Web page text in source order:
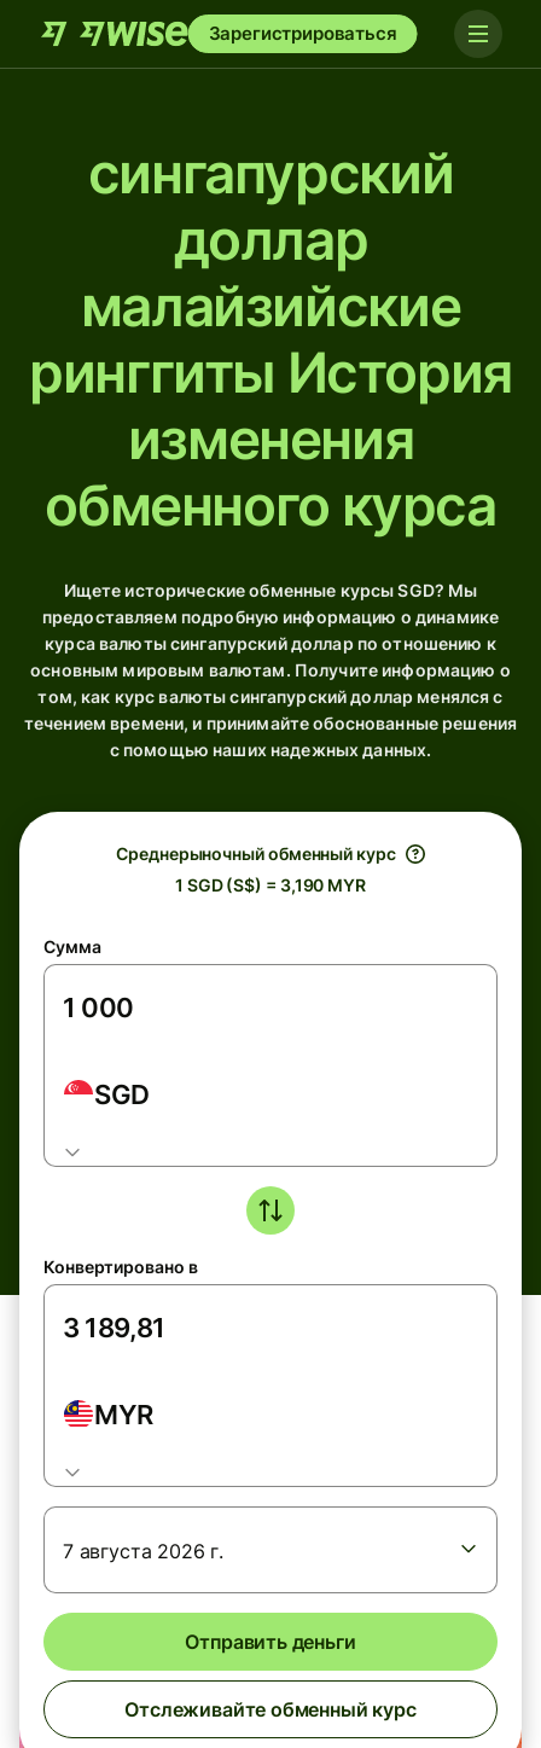
Зарегистрироваться
сингапурский
доллар
малайзийские
ринггиты История
изменения
обменного курса
Ищете исторические обменные курсы SGD? Мы
предоставляем подробную информацию о динамике
курса валюты сингапурский доллар по отношению к
основным мировым валютам. Получите информацию о
том, как курс валюты сингапурский доллар менялся с
течением времени, и принимайте обоснованные решения
с помощью наших надежных данных.
Среднерыночный обменный курс
1 SGD (S$) = 3,190 MYR
Сумма
SGD
Конвертировано в
MYR
7 августа 2026 г.
Отправить деньги
Отслеживайте обменный курс